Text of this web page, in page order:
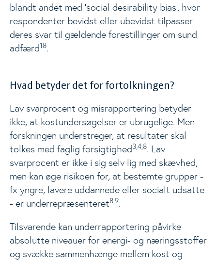
blandt andet med ’social desirability bias’, hvor
respondenter bevidst eller ubevidst tilpasser
deres svar til gældende forestillinger om sund
adfærd18.
Hvad betyder det for fortolkningen?
Lav svarprocent og misrapportering betyder
ikke, at kostundersøgelser er ubrugelige. Men
forskningen understreger, at resultater skal
tolkes med faglig forsigtighed3,4,8. Lav
svarprocent er ikke i sig selv lig med skævhed,
men kan øge risikoen for, at bestemte grupper -
fx yngre, lavere uddannede eller socialt udsatte
- er underrepræsenteret8,9.
Tilsvarende kan underrapportering påvirke
absolutte niveauer for energi- og næringsstoffer
og svække sammenhænge mellem kost og